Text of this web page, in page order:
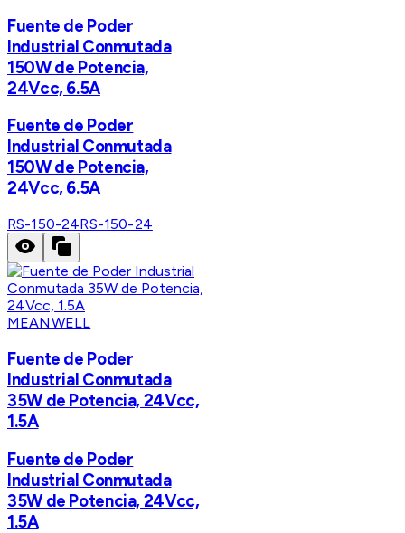
Fuente de Poder
Industrial Conmutada
150W de Potencia,
24Vcc, 6.5A
Fuente de Poder
Industrial Conmutada
150W de Potencia,
24Vcc, 6.5A
RS-150-24RS-150-24
MEANWELL
Fuente de Poder
Industrial Conmutada
35W de Potencia, 24Vcc,
1.5A
Fuente de Poder
Industrial Conmutada
35W de Potencia, 24Vcc,
1.5A